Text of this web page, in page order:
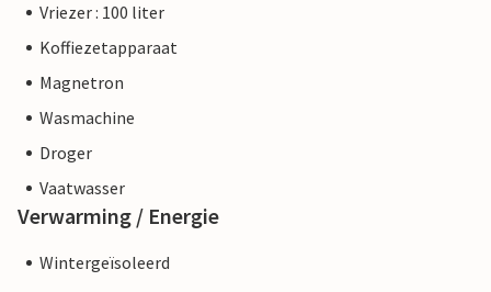
Vriezer : 100 liter
Koffiezetapparaat
Magnetron
Wasmachine
Droger
Vaatwasser
Verwarming / Energie
Wintergeïsoleerd